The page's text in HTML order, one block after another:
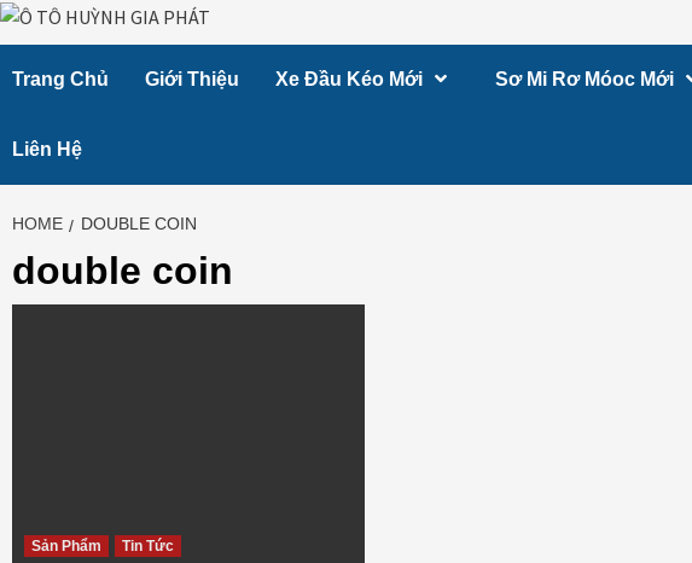
Skip
toTrang Chủ Giới Thiệu Xe Đầu Kéo Mới Sơ Mi Rơ Móoc Mới
Liên Hệ
HOME DOUBLE COIN
double coin
Sản Phẩm Tin Tức